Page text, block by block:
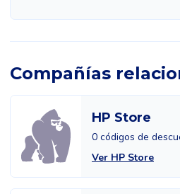
Compañías
HP Store
0 códigos de
Ver HP Store